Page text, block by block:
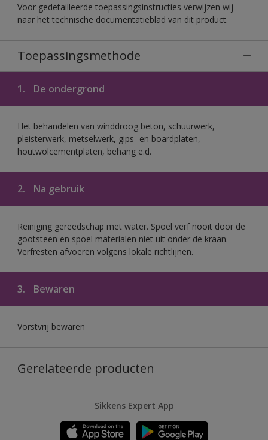
Voor gedetailleerde toepassingsinstructies verwijzen wij
naar het technische documentatieblad van dit product.
Toepassingsmethode
1. De ondergrond
Het behandelen van winddroog beton, schuurwerk,
pleisterwerk, metselwerk, gips- en boardplaten,
houtwolcementplaten, behang e.d.
2. Na gebruik
Reiniging gereedschap met water. Spoel verf nooit door de
gootsteen en spoel materialen niet uit onder de kraan.
Verfresten afvoeren volgens lokale richtlijnen.
3. Bewaren
Vorstvrij bewaren
Gerelateerde producten
Sikkens Expert App